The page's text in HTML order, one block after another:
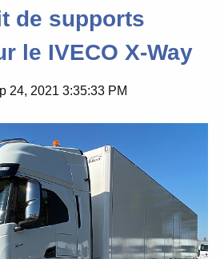
de supports
le IVECO X-Way
24, 2021 3:35:33 PM